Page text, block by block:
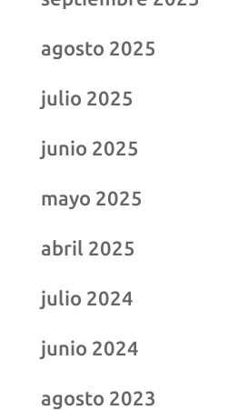
agosto 2025
julio 2025
junio 2025
mayo 2025
abril 2025
julio 2024
junio 2024
agosto 2023